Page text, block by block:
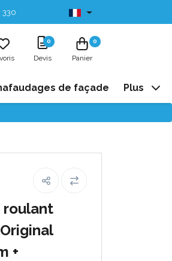
330 Disponibles de stock
0
Devis
0
Panier
de façade Plus
roulant
+